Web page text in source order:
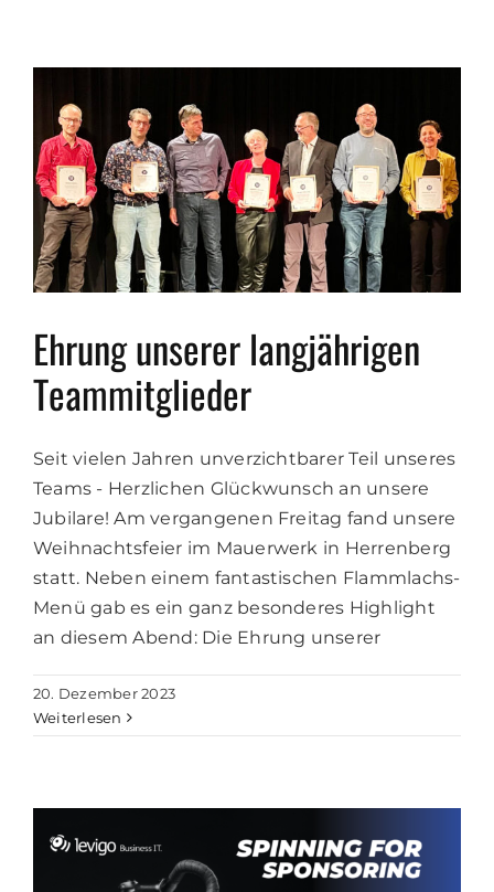
Ehrung unserer langjährigen
Teammitglieder
Seit vielen Jahren unverzichtbarer Teil unseres
Teams - Herzlichen Glückwunsch an unsere
Jubilare! Am vergangenen Freitag fand unsere
Weihnachtsfeier im Mauerwerk in Herrenberg
statt. Neben einem fantastischen Flammlachs-
Menü gab es ein ganz besonderes Highlight
an diesem Abend: Die Ehrung unserer
20. Dezember 2023
Weiterlesen